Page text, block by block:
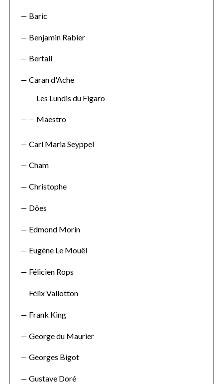
Baric
Benjamin Rabier
Bertall
Caran d'Ache
Les Lundis du Figaro
Maestro
Carl Maria Seyppel
Cham
Christophe
Döes
Edmond Morin
Eugène Le Mouël
Félicien Rops
Félix Vallotton
Frank King
George du Maurier
Georges Bigot
Gustave Doré